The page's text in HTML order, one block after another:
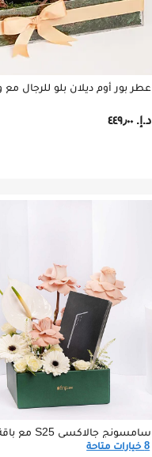
د.إ.‏ ٤٤٩٫٠٠
سامسونج جالاكسي S25 مع باقة ورد فخمة
8 خيارات متاحة